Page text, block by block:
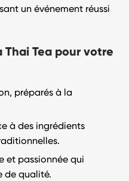
un événement réussi
Thai Tea pour votre
, préparés à la
à des ingrédients
et passionnée qui
de qualité.